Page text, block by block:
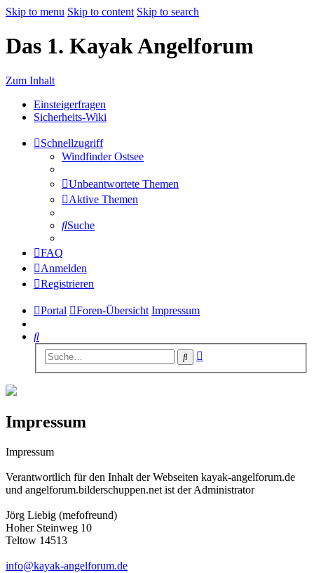
Skip to menu Skip to content Skip to search
Das 1. Kayak Angelforum
Zum Inhalt
Einsteigerfragen
Sicherheits-Wiki
Schnellzugriff
Windfinder Ostsee
Unbeantwortete Themen
Aktive Themen
Suche
FAQ
Anmelden
Registrieren
Portal Foren-Übersicht Impressum
Suche
Suche
Impressum
Impressum
Verantwortlich für den Inhalt der Webseiten kayak-angelforum.de
und angelforum.bilderschuppen.net ist der Administrator
Jörg Liebig (mefofreund)
Hoher Steinweg 10
Teltow 14513
info@kayak-angelforum.de